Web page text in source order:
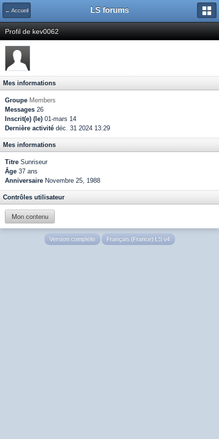
← Accueil LS forums
Profil de kev0062
Mes informations
Groupe Members
Messages 26
Inscrit(e) (le) 01-mars 14
Dernière activité déc. 31 2024 13:29
Mes informations
Titre Sunriseur
Âge 37 ans
Anniversaire Novembre 25, 1988
Contrôles utilisateur
Mon contenu
Version complète Français (France) LS v4